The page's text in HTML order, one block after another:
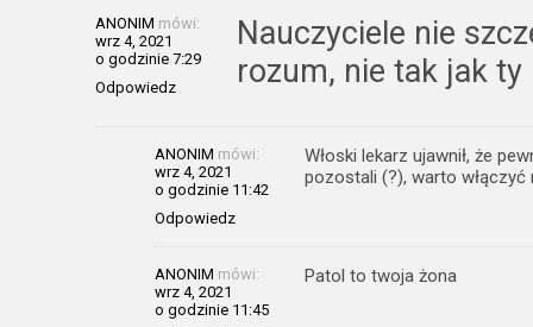
ANONIM mówi:
wrz 4, 2021
o godzinie 7:29
Odpowiedz
Nauczyciele nie
rozum, nie tak jak ty
ANONIM mówi:
wrz 4, 2021
o godzinie 11:42
Odpowiedz
Włoski lekarz ujawnił, że
pozostali (?), warto włączyć
ANONIM mówi:
wrz 4, 2021
o godzinie 11:45
Patol to twoja żona